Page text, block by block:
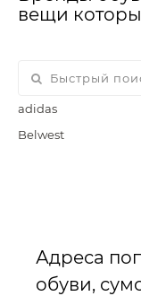
вещи
adidas
Belwest
Адреса
обуви,